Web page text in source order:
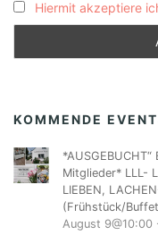
Hiermit akzeptiere
KOMMENDE
Mitglieder* LLL-
LIEBEN,
(Frühstück/
August 9@10:00